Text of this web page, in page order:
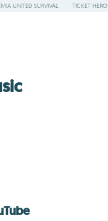
UNITED SURVIVAL TICKET HERO